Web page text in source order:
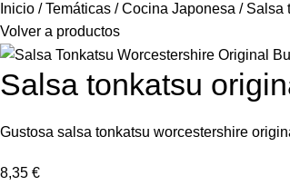
Inicio
Temáticas Cocina Japonesa
Salsa
Volver a productos
Salsa tonkatsu
Gustosa salsa tonkatsu worcestershire
8,35 €